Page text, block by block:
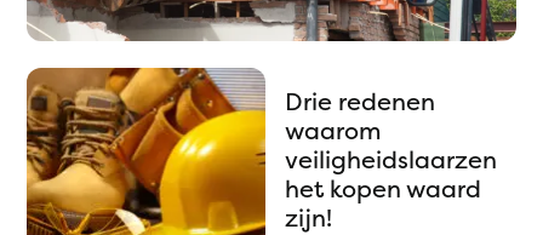
Drie redenen
waarom
veiligheidslaarzen
het kopen waard
zijn!